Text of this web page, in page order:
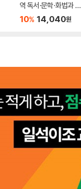
역 독서·문학·화법과 작
문 (2026년)
10% 14,040원